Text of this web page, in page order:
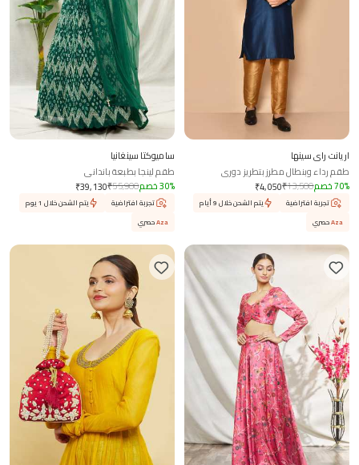
اريانت راي سينها
طقم رداء وبنطال مطرز بتطريز دوري
₹4,050₹13,500 70% خصم
تجربة افتراضية
يتم الشحن خلال 9 أيام
Azaحصري
ساميوكتا سينغانيا
طقم لينجا بطبعة بانداني
₹39,130₹55,900 30% خصم
تجربة افتراضية
يتم الشحن خلال 1 يوم
Azaحصري